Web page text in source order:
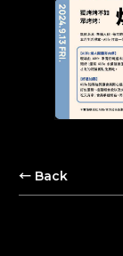
← Back